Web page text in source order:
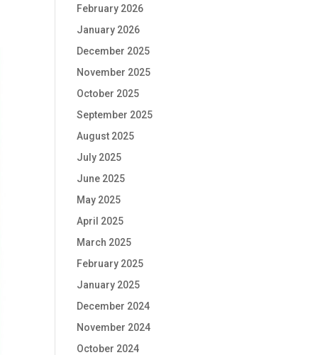
February 2026
January 2026
December 2025
November 2025
October 2025
September 2025
August 2025
July 2025
June 2025
May 2025
April 2025
March 2025
February 2025
January 2025
December 2024
November 2024
October 2024